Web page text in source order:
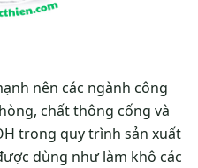
nên các ngành công
chất thông cống và
trong quy trình sản xuất
dùng như làm khô các